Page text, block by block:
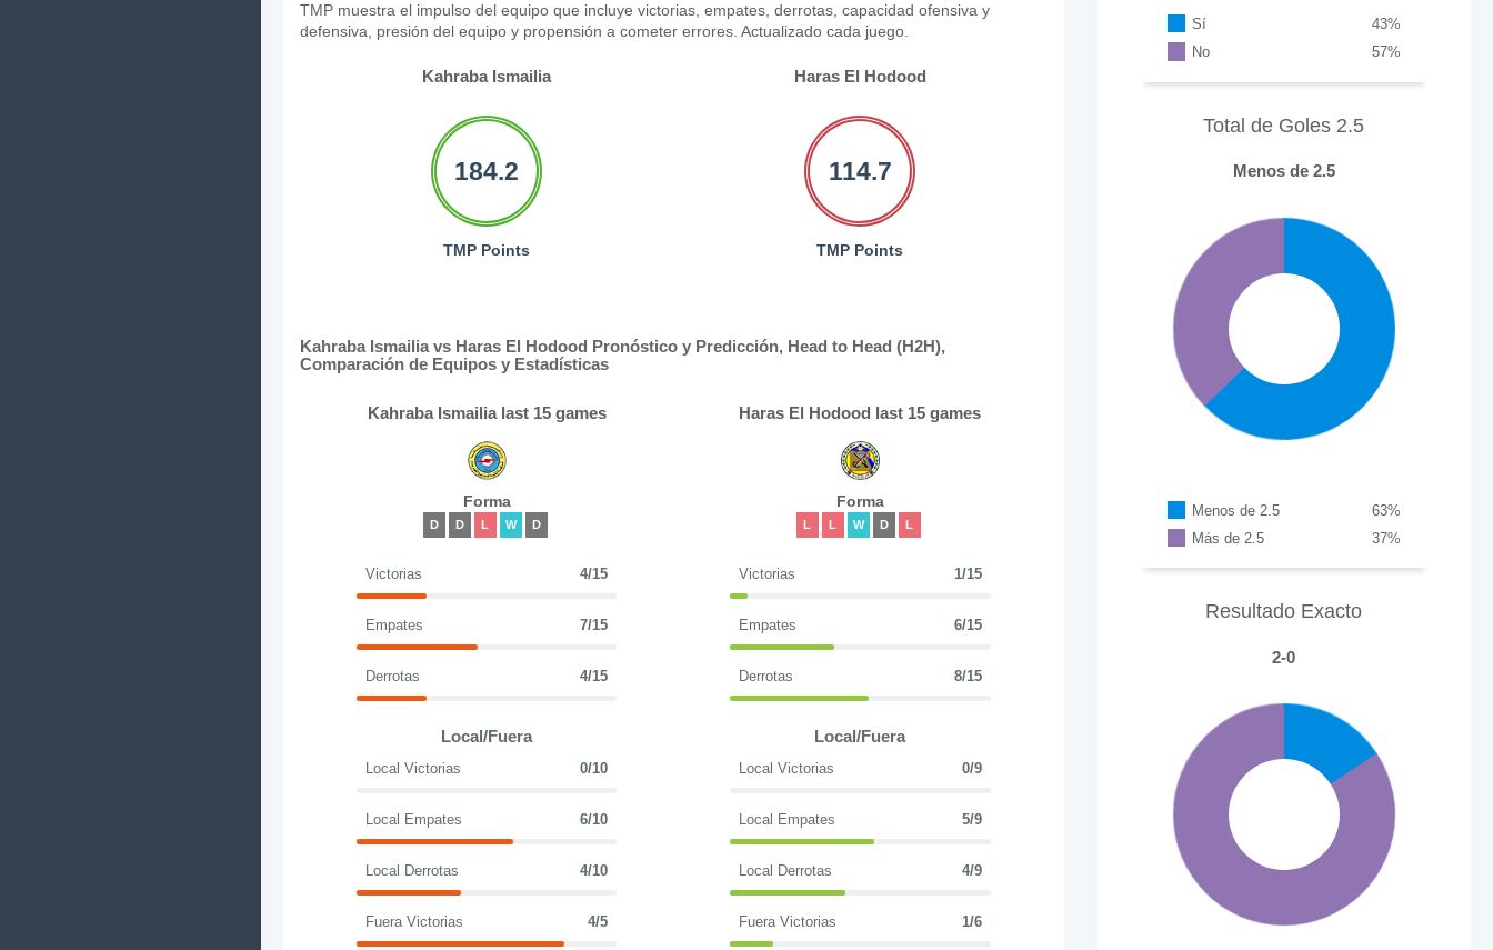
TMP muestra el impulso del equipo que incluye victorias, empates, derrotas, capacidad ofensiva y
defensiva, presión del equipo y propensión a cometer errores. Actualizado cada juego.
Kahraba Ismailia Haras El Hodood
184.2
TMP Points
114.7
TMP Points
Kahraba Ismailia vs Haras El Hodood Pronóstico y Predicción, Head to Head (H2H),
Comparación de Equipos y Estadísticas
Kahraba Ismailia last 15 games
Forma
D D L W D
Victorias 4/15
Empates 7/15
Derrotas 4/15
Local/Fuera
Local Victorias 0/10
Local Empates 6/10
Local Derrotas 4/10
Fuera Victorias 4/5
Haras El Hodood last 15 games
Forma
L L W D L
Victorias 1/15
Empates 6/15
Derrotas 8/15
Local/Fuera
Local Victorias 0/9
Local Empates 5/9
Local Derrotas 4/9
Fuera Victorias 1/6
Sí %
43
No
%
57
Total de Goles 2.5
Menos de 2.5
Menos de 2.5 %
63
Más de 2.5
%
37
Resultado Exacto
2-0